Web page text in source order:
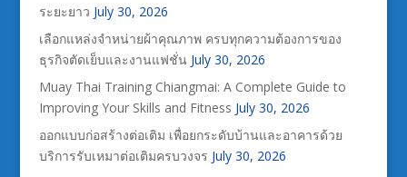
ระยะยาว July 30, 2026
เลือกแหล่งจำหน่ายผ้าคุณภาพ ครบทุกความต้องการของ
ธุรกิจตัดเย็บและงานแฟชั่น July 30, 2026
Muay Thai Training Chiangmai: A Complete Guide to
Improving Your Skills and Fitness July 30, 2026
ออกแบบก่อสร้างต่อเติม เพื่อยกระดับบ้านและอาคารด้วย
บริการรับเหมาต่อเติมครบวงจร July 30, 2026